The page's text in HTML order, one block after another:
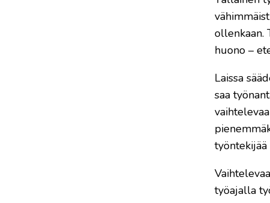
ollenkaan.
huono –
Laissa
saa
työajalla